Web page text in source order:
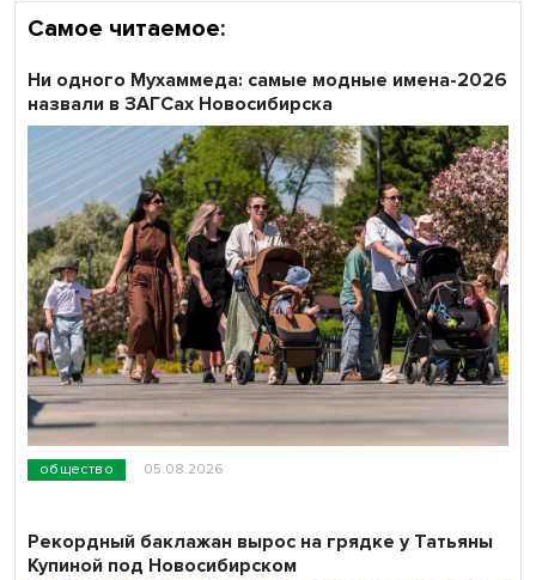
Самое читаемое:
общество 05.08.2026
Ни одного Мухаммеда: самые модные имена-2026
назвали в ЗАГСах Новосибирска
Рекордный баклажан вырос на грядке у Татьяны
Купиной под Новосибирском